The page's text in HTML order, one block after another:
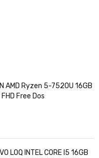
AMD Ryzen 5-7520U 16GB
Free Dos
LOQ INTEL CORE I5 16GB